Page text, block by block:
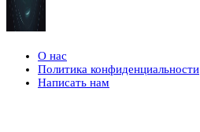
О нас
Политика конфиденциальности
Написать нам